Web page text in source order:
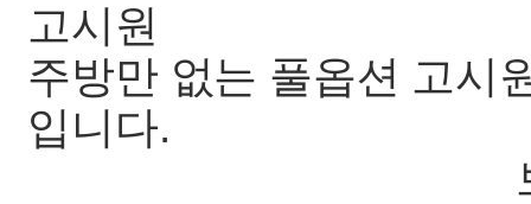
고시원
주방만 없는 풀옵션 고시
입니다.
보증금 100